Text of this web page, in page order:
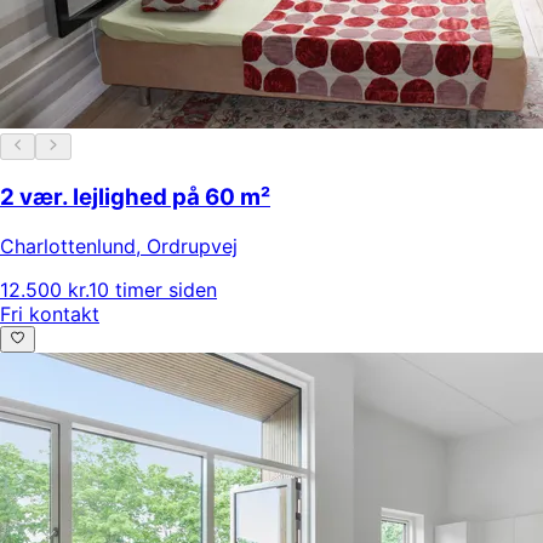
2 vær. lejlighed på 60 m²
Charlottenlund, Ordrupvej
12.500 kr.10 timer siden
Fri kontakt